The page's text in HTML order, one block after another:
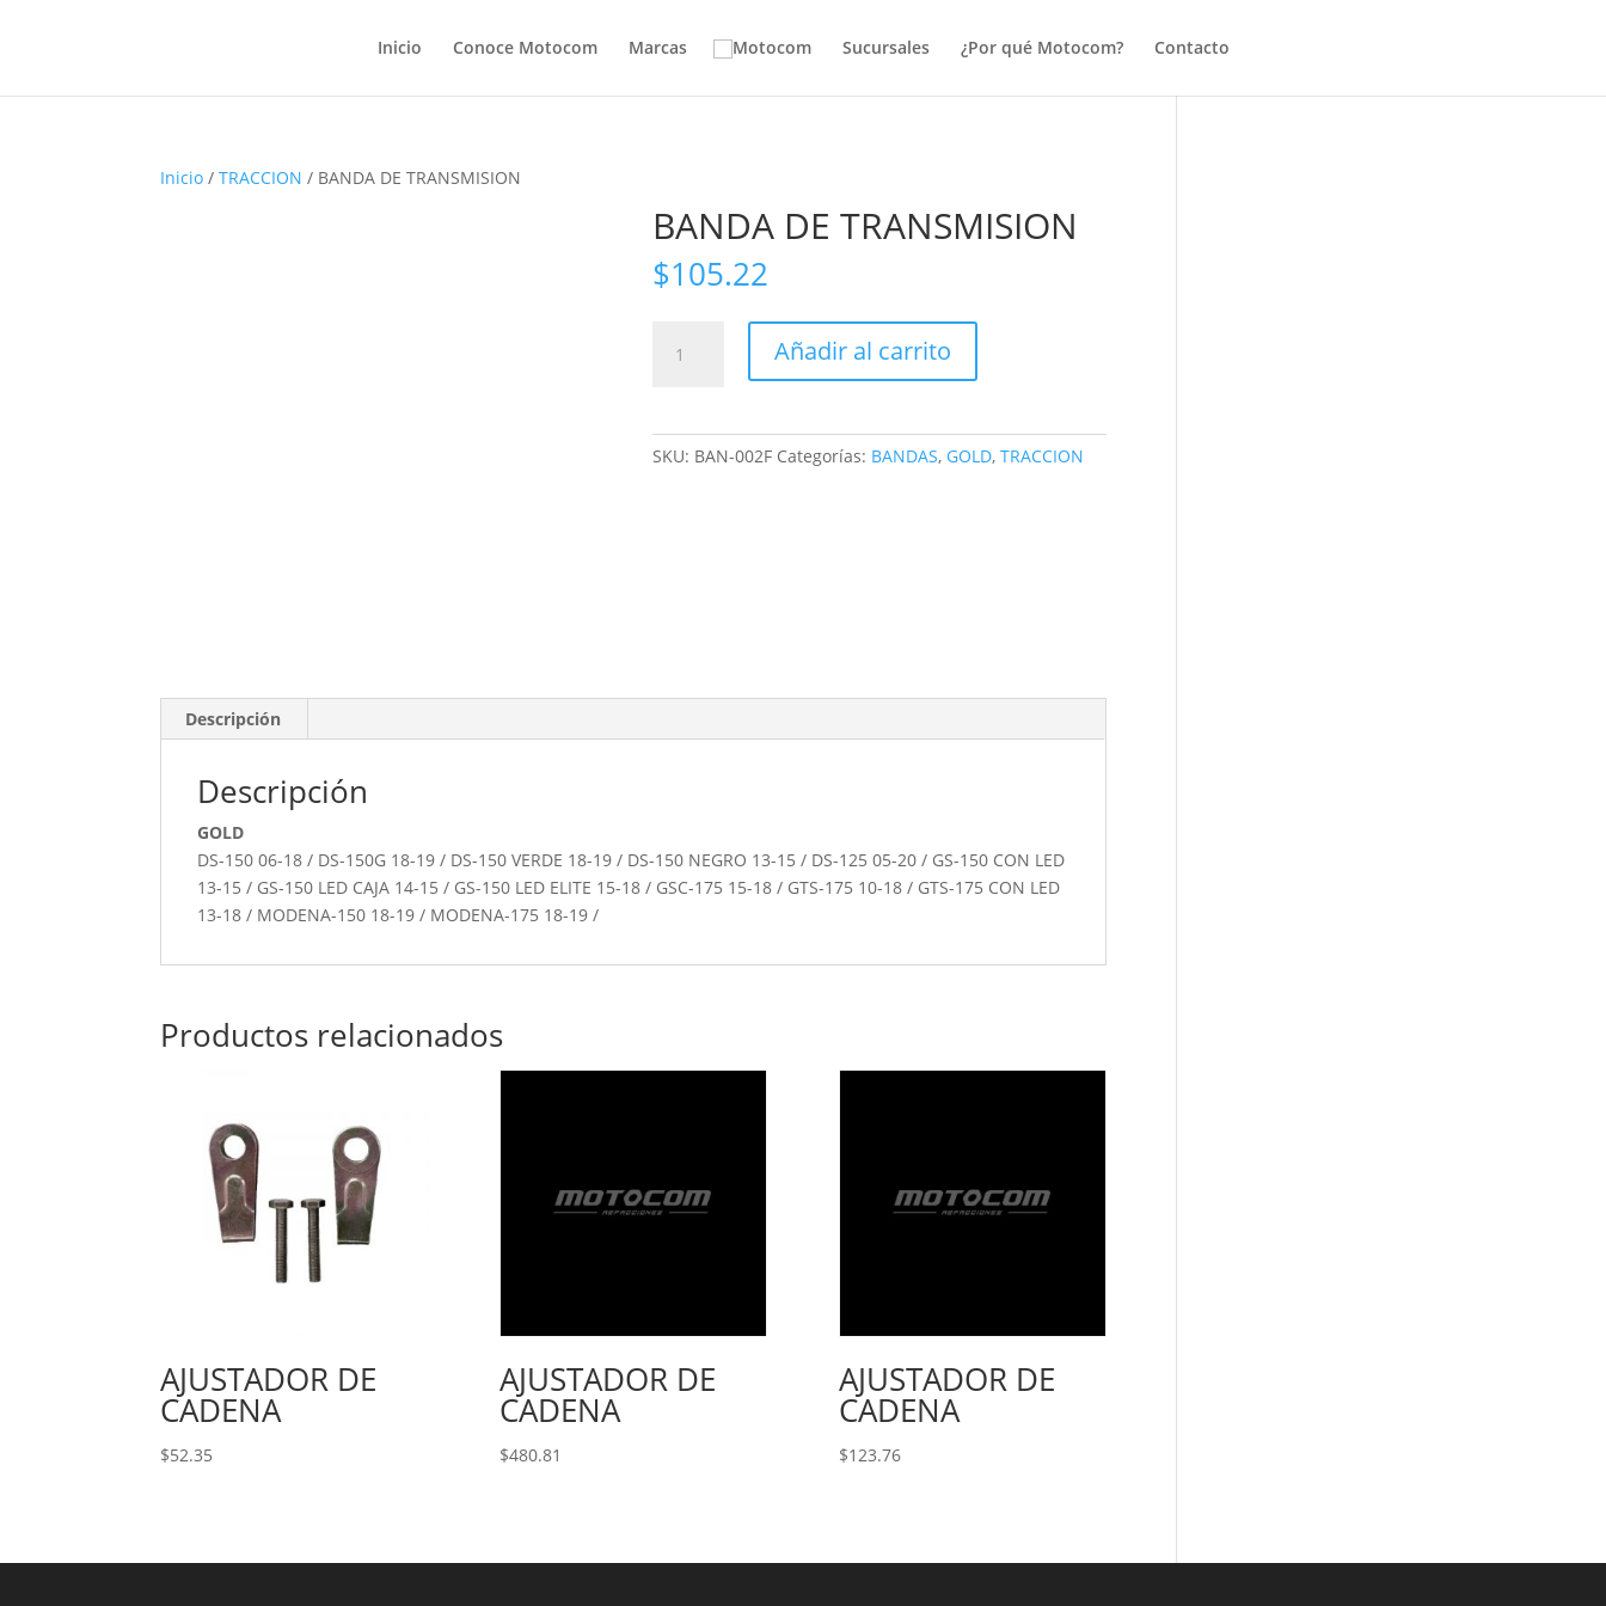
Inicio Conoce Motocom Marcas Sucursales ¿Por qué Motocom? Contacto
Inicio /TRACCION / BANDA DE TRANSMISION
BANDA DE TRANSMISION
$105.22
TRANSMISION
Añadir al carrito
SKU: BAN-002F Categorías: BANDAS, GOLD,TRACCION
Descripción
Descripción
GOLD
DS-150 06-18 / DS-150G 18-19 / DS-150 VERDE 18-19 / DS-150 NEGRO 13-15 / DS-125 05-20 / GS-150 CON LED
13-15 / GS-150 LED CAJA 14-15 / GS-150 LED ELITE 15-18 / GSC-175 15-18 / GTS-175 10-18 / GTS-175 CON LED
13-18 / MODENA-150 18-19 / MODENA-175 18-19 /
Productos relacionados
AJUSTADOR DE
CADENA
$52.35
AJUSTADOR DE
CADENA
$480.81
AJUSTADOR DE
CADENA
$123.76